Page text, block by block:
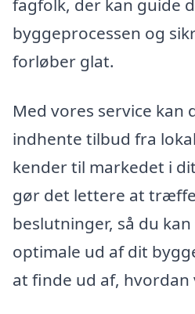
fagfolk, der kan guide
byggeprocessen og
forløber glat.
Med vores service kan
indhente tilbud fra
kender til markedet i
gør det lettere at
beslutninger, så du
optimale ud af dit
at finde ud af,